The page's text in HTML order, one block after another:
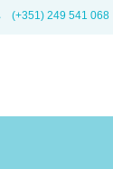
(+351) 249 541 068